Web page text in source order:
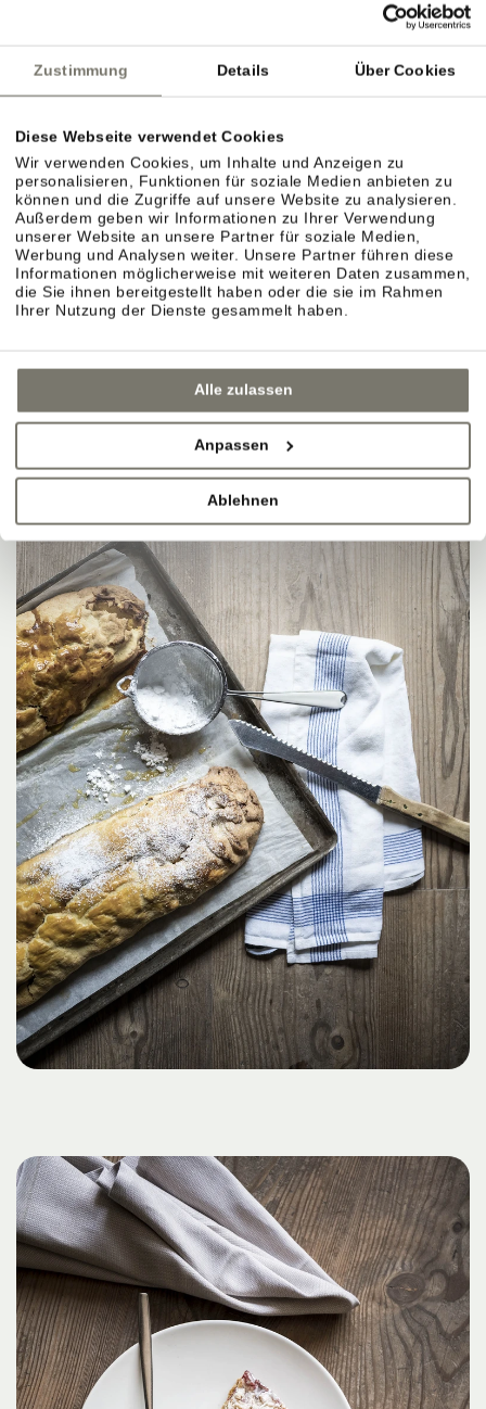
Zustimmung Details Über Cookies
Diese Webseite verwendet Cookies
Wir verwenden Cookies, um Inhalte und Anzeigen zu
personalisieren, Funktionen für soziale Medien anbieten zu
können und die Zugriffe auf unsere Website zu analysieren.
Außerdem geben wir Informationen zu Ihrer Verwendung
unserer Website an unsere Partner für soziale Medien,
Werbung und Analysen weiter. Unsere Partner führen diese
Informationen möglicherweise mit weiteren Daten zusammen,
die Sie ihnen bereitgestellt haben oder die sie im Rahmen
Ihrer Nutzung der Dienste gesammelt haben.
Alle zulassen
Anpassen
Ablehnen